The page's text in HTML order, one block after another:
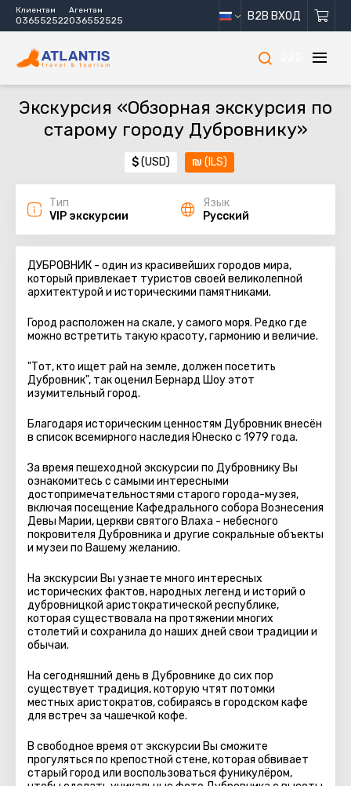
Клиентам
036552522
Агентам
036552525 B2B ВХОД
Экскурсия «Обзорная экскурсия по
старому городу Дубровнику»
$(USD) ₪ (ILS)
Тип
VIP экскурсии
Язык
Русский
ДУБРОВНИК - один из красивейших городов мира,
который привлекает туристов своей великолепной
архитектурой и историческими памятниками.
Город расположен на скале, у самого моря. Редко где
можно встретить такую красоту, гармонию и величие.
"Тот, кто ищет рай на земле, должен посетить
Дубровник", так оценил Бернард Шоу этот
изумительный город.
Благодаря историческим ценностям Дубровник внесён
в список всемирного наследия Юнеско с 1979 года.
За время пешеходной экскурсии по Дубровнику Вы
ознакомитесь c самыми интересными
достопримечательностями старого города-музея,
включая посещение Кафедрального собора Вознесения
Девы Марии, церкви святого Влаха - небесного
покровителя Дубровника и другие сокральные объекты
и музеи по Вашему желанию.
На экскурсии Вы узнаете много интересных
исторических фактов, народных легенд и историй о
дубровницкой аристократической республике,
которая существовала на протяжении многих
столетий и сохранила до наших дней свои традиции и
обычаи.
На сегодняшний день в Дубровнике до сих пор
существует традиция, которую чтят потомки
местных аристократов, собираясь в городском кафе
для встреч за чашечкой кофе.
В свободное время от экскурсии Вы сможите
прогуляться по крепостной стене, которая обвивает
старый город или воспользоваться фуникулёром,